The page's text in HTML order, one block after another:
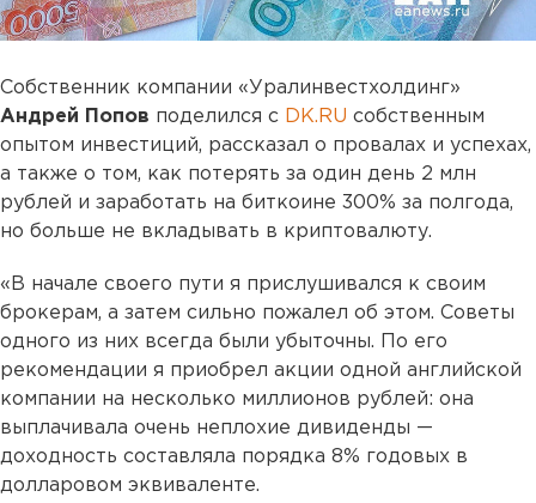
Cобственник компании «Уралинвестхолдинг»
Андрей Попов поделился с DK.RU собственным
опытом инвестиций, рассказал о провалах и успехах,
а также о том, как потерять за один день 2 млн
рублей и заработать на биткоине 300% за полгода,
но больше не вкладывать в криптовалюту.
«В начале своего пути я прислушивался к своим
брокерам, а затем сильно пожалел об этом. Советы
одного из них всегда были убыточны. По его
рекомендации я приобрел акции одной английской
компании на несколько миллионов рублей: она
выплачивала очень неплохие дивиденды —
доходность составляла порядка 8% годовых в
долларовом эквиваленте.